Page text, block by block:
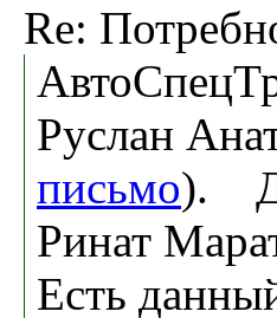
Re:
Руслан
письмо).
Ринат
Есть